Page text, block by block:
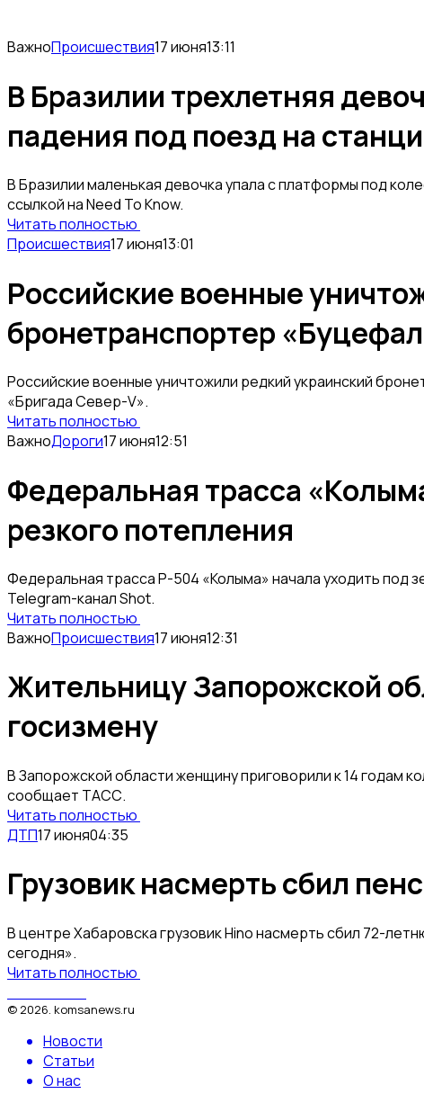
ВажноПроисшествия17 июня13:11
В Бразилии трехлетняя
падения под поезд на
В Бразилии маленькая девочка упала с платформы под
ссылкой на Need To Know.
Читать полностью
Происшествия17 июня13:01
Российские военные
бронетранспортер
Российские военные уничтожили редкий украинский
«Бригада Север-V».
Читать полностью
ВажноДороги17 июня12:51
Федеральная трасса
резкого потепления
Федеральная трасса Р-504 «Колыма» начала уходить под
Telegram-канал Shot.
Читать полностью
ВажноПроисшествия17 июня12:31
Жительницу Запорожской
госизмену
В Запорожской области женщину приговорили к 14 годам
сообщает ТАСС.
Читать полностью
ДТП17 июня04:35
Грузовик насмерть сбил
В центре Хабаровска грузовик Hino насмерть сбил 72-
сегодня».
Читать полностью
© 2026. komsanews.ru
Новости
Статьи
О нас